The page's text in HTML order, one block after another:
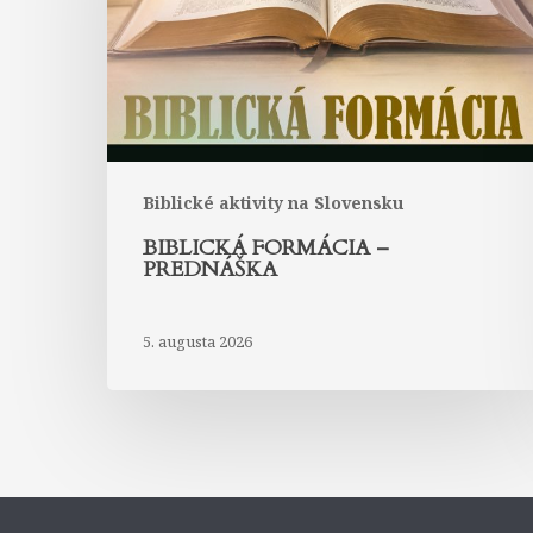
Biblické aktivity na Slovensku
BIBLICKÁ FORMÁCIA –
PREDNÁŠKA
5. augusta 2026